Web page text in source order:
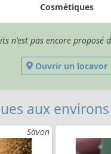
Cosmétiques
n'est pas encore proposé
Ouvrir un locavor
aux environs
Savon